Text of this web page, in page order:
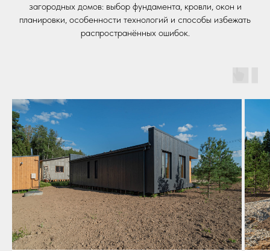
загородных домов: выбор фундамента, кровли, окон и
планировки, особенности технологий и способы избежать
распространённых ошибок.